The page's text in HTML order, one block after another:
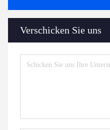
Verschicken Sie uns